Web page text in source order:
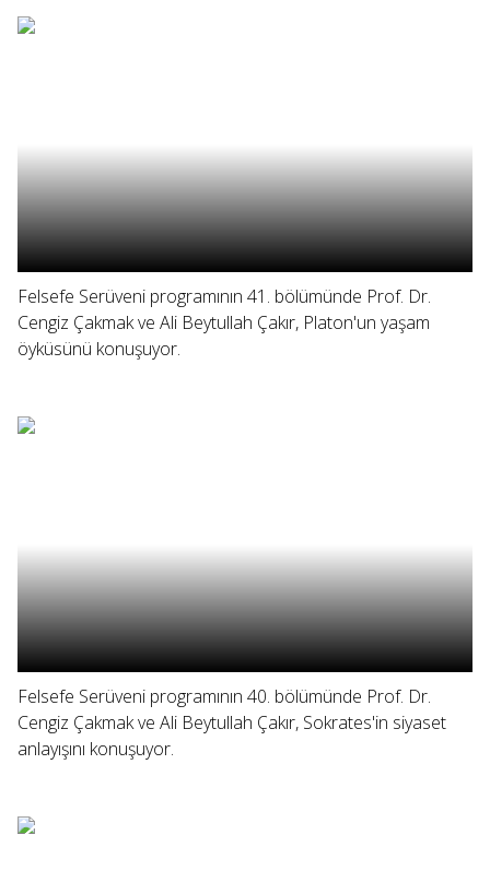
Felsefe Serüveni programının 41. bölümünde Prof. Dr.
Cengiz Çakmak ve Ali Beytullah Çakır, Platon'un yaşam
öyküsünü konuşuyor.
Felsefe Serüveni programının 40. bölümünde Prof. Dr.
Cengiz Çakmak ve Ali Beytullah Çakır, Sokrates'in siyaset
anlayışını konuşuyor.